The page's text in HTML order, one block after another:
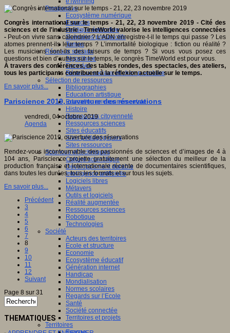
Prospective
Ecosystème numérique
Espaces
Politique éducative
Scénarios prospectifs
Temps
Réseaux sociaux
Algorithme
Données
Réseaux sociaux et champ scolaire
Sélection de ressources
Bibliographies
Education artistique
Education environnementale
Histoire
Ressources citoyenneté
Ressources sciences
Sites éducatifs
Sites pédagogiques
Sites ressources
Sciences et techniques
Culture scientifique
Développement durable
Intelligence artificielle
Logiciels libres
Métavers
Outils et logiciels
Réalité augmentée
Ressources sciences
Robotique
Technologies
Société
Acteurs des territoires
Ecole et structure
Economie
Ecosystème éducatif
Génération internet
Handicap
Mondialisation
Normes scolaires
Regards sur l’Ecole
Santé
Société connectée
Territoires et projets
Territoires
Congrès international sur le temps - 21, 22, 23 novembre 2019 - Cité des
sciences et de l'industrie -TimeWorld valorise les intelligences connectées
- Peut-on vivre sans calendrier ? L’ADN enregistre-t-il le temps qui passe ? Les
atomes prennent-ils leur temps ? L’immortalité biologique : fiction ou réalité ?
Les musiciens sont-ils des faiseurs de temps ? Si vous vous posez ces
questions et bien d’autres sur le temps, le congrès TimeWorld est pour vous.
À travers des conférences, des tables rondes, des spectacles, des ateliers,
tous les participants contribuent à la réflexion actuelle sur le temps.
En savoir plus...
Pariscience 2019, ouverture des réservations
vendredi, 04 octobre 2019
Agenda
Rendez-vous incontournable des passionnés de sciences et d’images de 4 à
104 ans, Pariscience projette gratuitement une sélection du meilleur de la
production française et internationale récente de documentaires scientifiques,
dans toutes les durées, tous les formats et sur tous les sujets.
En savoir plus...
Précédent
3
4
5
6
7
8
9
10
11
12
Suivant
Page 8 sur 31
THEMATIQUES